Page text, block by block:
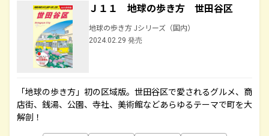
Ｊ１１ 地球の歩き方 世田谷区
地球の歩き方 Jシリーズ（国内）
2024.02.29 発売
「地球の歩き方」初の区域版。世田谷区で愛されるグルメ、商
店街、銭湯、公園、寺社、美術館などあらゆるテーマで町を大
解剖！